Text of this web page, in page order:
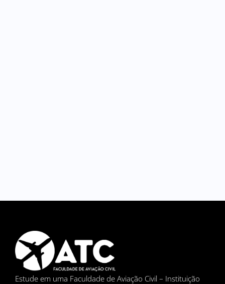
Estude em uma Faculdade de Aviação Civil – Instituição